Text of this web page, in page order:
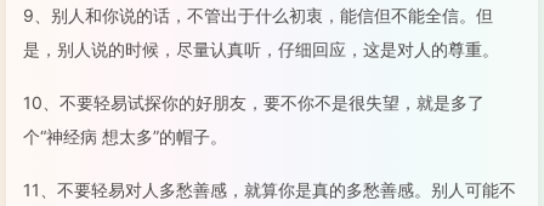
9、别人和你说的话，不管出于什么初衷，能信但不能全信。但
是，别人说的时候，尽量认真听，仔细回应，这是对人的尊重。
10、不要轻易试探你的好朋友，要不你不是很失望，就是多了
个“神经病 想太多”的帽子。
11、不要轻易对人多愁善感，就算你是真的多愁善感。别人可能不